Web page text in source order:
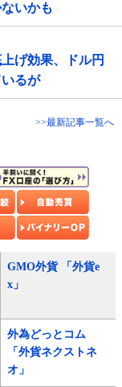
いかも
げ効果、ドル円
るが
>>最新記事一覧へ
GMO外貨 「外貨e
x」
外為どっとコム
「外貨ネクストネ
オ」